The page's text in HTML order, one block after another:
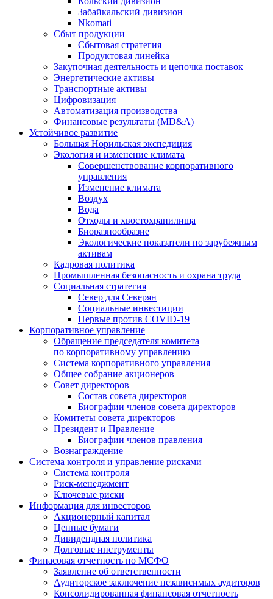
Забайкальский дивизион
Nkomati
Сбыт продукции
Сбытовая стратегия
Продуктовая линейка
Закупочная деятельность и цепочка поставок
Энергетические активы
Транспортные активы
Цифровизация
Автоматизация производства
Финансовые результаты (MD&A)
Устойчивое развитие
Большая Норильская экспедиция
Экология и изменение климата
Совершенствование корпоративного
управления
Изменение климата
Воздух
Вода
Отходы и хвостохранилища
Биоразнообразие
Экологические показатели по зарубежным
активам
Кадровая политика
Промышленная безопасность и охрана труда
Социальная стратегия
Север для Северян
Социальные инвестиции
Первые против COVID‑19
Корпоративное управление
Обращение председателя комитета
по корпоративному управлению
Система корпоративного управления
Общее собрание акционеров
Совет директоров
Состав совета директоров
Биографии членов совета директоров
Комитеты совета директоров
Президент и Правление
Биографии членов правления
Вознаграждение
Система контроля и управление рисками
Система контроля
Риск-менеджмент
Ключевые риски
Информация для инвесторов
Акционерный капитал
Ценные бумаги
Дивидендная политика
Долговые инструменты
Финасовая отчетность по МСФО
Заявление об ответственности
Аудиторское заключение независимых аудиторов
Консолидированная финансовая отчетность